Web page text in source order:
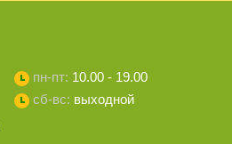
пн-пт: 10.00 - 19.00
сб-вс: выходной